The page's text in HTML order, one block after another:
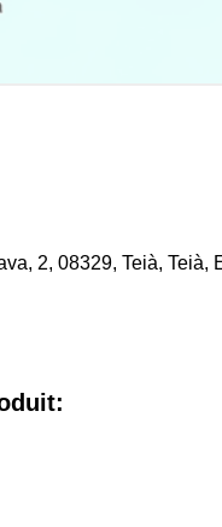
2, 08329, Teià, Teià,